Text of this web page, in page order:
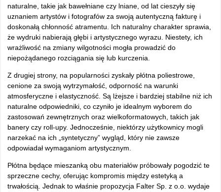
naturalne, takie jak bawełniane czy lniane, od lat cieszyły się
uznaniem artystów i fotografów za swoją autentyczną fakturę i
doskonałą chłonność atramentu. Ich naturalny charakter sprawia,
że wydruki nabierają głębi i artystycznego wyrazu. Niestety, ich
wrażliwość na zmiany wilgotności mogła prowadzić do
niepożądanego rozciągania się lub kurczenia.
Z drugiej strony, na popularności zyskały płótna poliestrowe,
cenione za swoją wytrzymałość, odporność na warunki
atmosferyczne i elastyczność. Są lżejsze i bardziej stabilne niż ich
naturalne odpowiedniki, co czyniło je idealnym wyborem do
zastosowań zewnętrznych oraz wielkoformatowych, takich jak
banery czy roll-upy. Jednocześnie, niektórzy użytkownicy mogli
narzekać na ich
„syntetyczny” wygląd, który nie zawsze
odpowiadał wymaganiom artystycznym.
Płótna będące mieszanką obu materiałów próbowały pogodzić te
sprzeczne cechy, oferując kompromis między estetyką a
trwałością. Jednak to właśnie propozycja Falter Sp. z o.o. wydaje